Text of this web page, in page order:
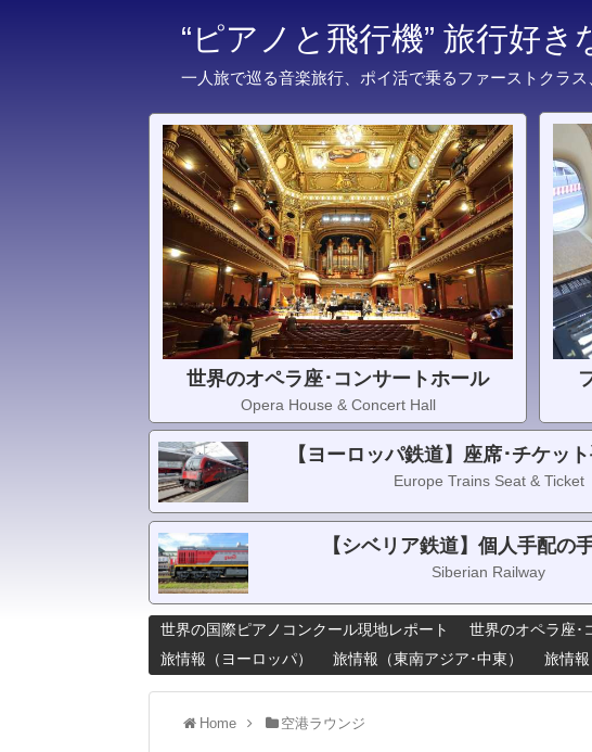
“ピアノと飛行機” 旅行好
一人旅で巡る音楽旅行、ポイ活で乗るファーストクラ
世界のオペラ座･コンサートホール
Opera House & Concert Hall
【ヨーロッパ鉄道】座席･チケッ
Europe Trains Seat & Ticket
【シベリア鉄道】個人手配の
Siberian Railway
世界の国際ピアノコンクール現地レポート 世界のオペラ座･
旅情報（ヨーロッパ）
旅情報（東南アジア･中東） 旅情報
Home 空港ラウンジ